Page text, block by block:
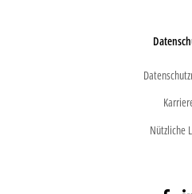
Nützliche